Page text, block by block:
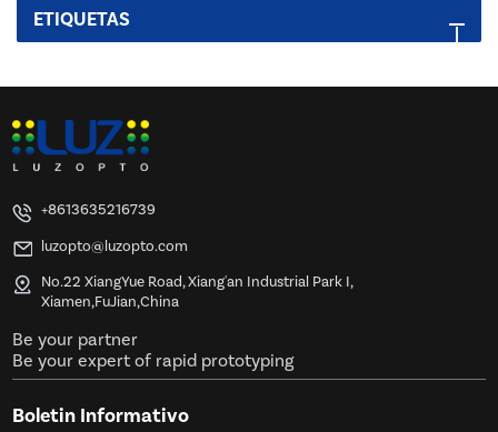
ETIQUETAS
+8613635216739
luzopto@luzopto.com
No.22 XiangYue Road, Xiang'an Industrial Park I,
Xiamen,FuJian,China
Be your partner
Be your expert of rapid prototyping
Boletin Informativo